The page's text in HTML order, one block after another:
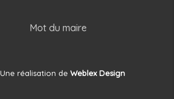
Mot du maire
Une réalisation de Weblex Design